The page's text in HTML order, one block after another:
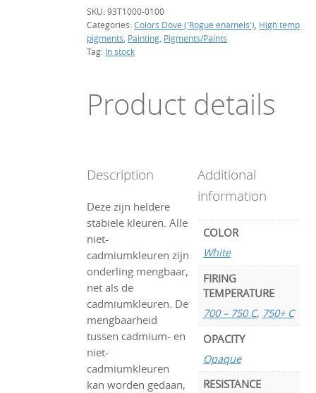
SKU:93T1000-0100
Categories:Colors Dove ('Rogue enamels') High temp
pigments Painting Pigments/Paints
Tag: In stock
Product details
Description
Deze zijn heldere
stabiele kleuren. Alle
niet-
cadmiumkleuren zijn
onderling mengbaar,
net als de
cadmiumkleuren. De
mengbaarheid
tussen cadmium- en
niet-
cadmiumkleuren
kan worden gedaan,
Additional
information
COLOR
White
FIRING
TEMPERATURE
700 – 750 C, 750+ C
OPACITY
Opaque
RESISTANCE